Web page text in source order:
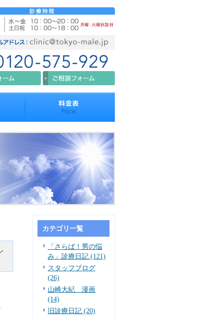
カテゴリ一覧
「さらば！男の悩
み」診療日記 (121)
スタッフブログ
(26)
山崎大紀 漫画
(14)
旧診療日記 (20)